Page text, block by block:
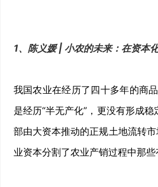
1、陈义媛 | 小农的未来：在资本
我国农业在经历了四十多年的商
是经历“半无产化”，更没有形成
部由大资本推动的正规土地流转
业资本分割了农业产销过程中那